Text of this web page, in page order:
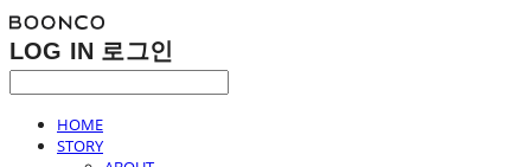
LOG IN 로그인
HOME
STORY